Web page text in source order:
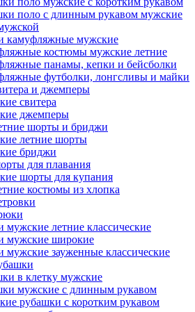
поло с длинным рукавом мужские
камуфляжные мужские
костюмы мужские летние
панамы, кепки и бейсболки
футболки, лонгсливы и майки
и джемперы
свитера
джемперы
шорты и бриджи
летние шорты
бриджи
для плавания
шорты для купания
костюмы из хлопка
мужские летние классические
мужские широкие
мужские зауженные классические
в клетку мужские
мужские с длинным рукавом
рубашки с коротким рукавом